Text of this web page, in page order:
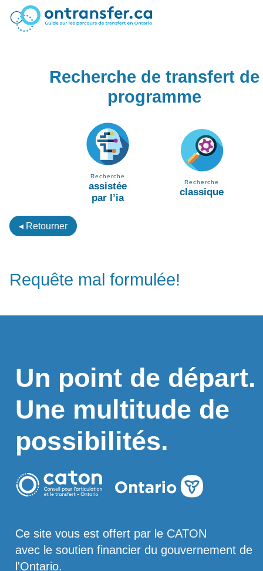
Recherche de transfert de
programme
Recherche
assistée
par l’ia
Recherche
classique
◂ Retourner
Requête mal formulée!
Un point de départ.
Une multitude de
possibilités.
Ce site vous est offert par le CATON
avec le soutien financier du gouvernement de
l'Ontario.